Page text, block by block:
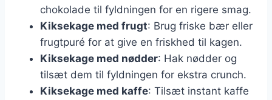
chokolade til fyldningen for en rigere smag.
Kiksekage med frugt: Brug friske bær eller
frugtpuré for at give en friskhed til kagen.
Kiksekage med nødder: Hak nødder og
tilsæt dem til fyldningen for ekstra crunch.
Kiksekage med kaffe: Tilsæt instant kaffe